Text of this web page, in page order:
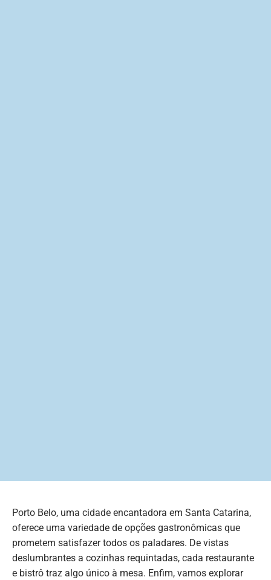
Porto Belo, uma cidade encantadora em Santa Catarina,
oferece uma variedade de opções gastronômicas que
prometem satisfazer todos os paladares. De vistas
deslumbrantes a cozinhas requintadas, cada restaurante
e bistrô traz algo único à mesa. Enfim, vamos explorar